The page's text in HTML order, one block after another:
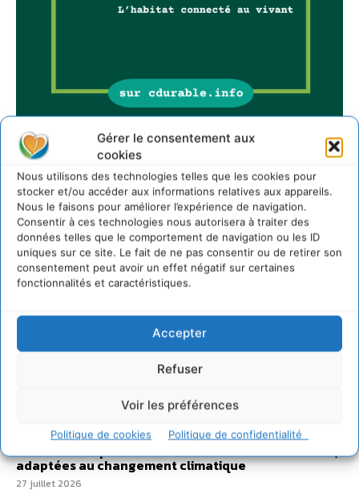
Gérer le consentement aux
cookies
Nous utilisons des technologies telles que les cookies pour
stocker et/ou accéder aux informations relatives aux appareils.
Nous le faisons pour améliorer l’expérience de navigation.
Consentir à ces technologies nous autorisera à traiter des
données telles que le comportement de navigation ou les ID
uniques sur ce site. Le fait de ne pas consentir ou de retirer son
consentement peut avoir un effet négatif sur certaines
fonctionnalités et caractéristiques.
Accepter
Refuser
Voir les préférences
Politique de cookies Politique de confidentialité
Sur Cdurable
Comment le sol français a perdu sa mémoire
hydrique et déréglé tout le territoire (2020-2026)
2 août 2026
Développer notre attention aux espèces vivantes
30 juillet 2026
Un kit citoyen pour lever les freins au
développement des forêts comestibles dans nos
L’éco-anxiété informe et l’éco-lucidité transforme
28 juillet 2026
7 indicateurs pour des villes résilientes et durables,
adaptées au changement climatique
27 juillet 2026